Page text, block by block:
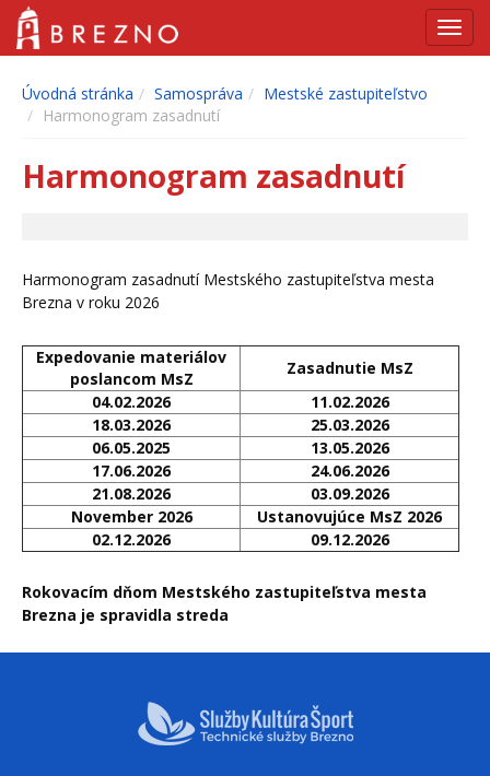
Úvodná stránka Samospráva
Mestské zastupiteľstvo
Harmonogram zasadnutí
Harmonogram zasadnutí
Harmonogram zasadnutí Mestského zastupiteľstva mesta
Brezna v roku 2026
Expedovanie materiálov
poslancom MsZ
Zasadnutie MsZ
04.02.2026
11.02.2026
18.03.2026
25.03.2026
06.05.2025
13.05.2026
17.06.2026
24.06.2026
21.08.2026
03.09.2026
November 2026
Ustanovujúce MsZ 2026
02.12.2026
09.12.2026
Rokovacím dňom Mestského zastupiteľstva mesta
Brezna je spravidla streda